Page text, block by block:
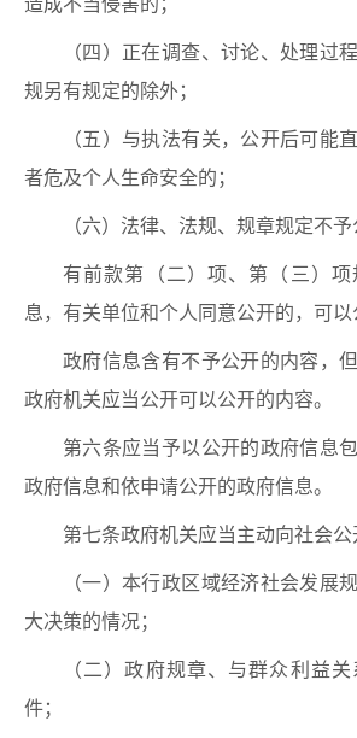
（四）正在调查、讨论、处理过
规另有规定的除外；
（五）与执法有关，公开后可能
者危及个人生命安全的；
（六）法律、法规、规章规定不予
有前款第（二）项、第（三）
息，有关单位和个人同意公开的，可以
政府信息含有不予公开的内容，
政府机关应当公开可以公开的内容。
第六条应当予以公开的政府信息
政府信息和依申请公开的政府信息。
第七条政府机关应当主动向社会公
（一）本行政区域经济社会发展
大决策的情况；
（二）政府规章、与群众利益
件；